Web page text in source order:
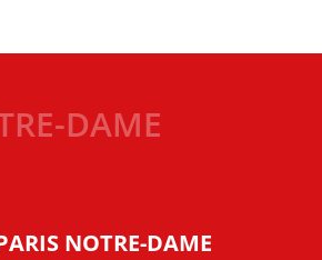
DAME
NOTRE-DAME